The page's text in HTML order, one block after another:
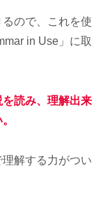
ので、これを使
in Use」に取
読み、理解出来
解する力がつい